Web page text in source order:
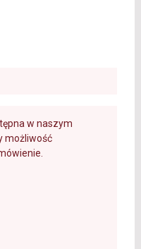
w naszym
możliwość